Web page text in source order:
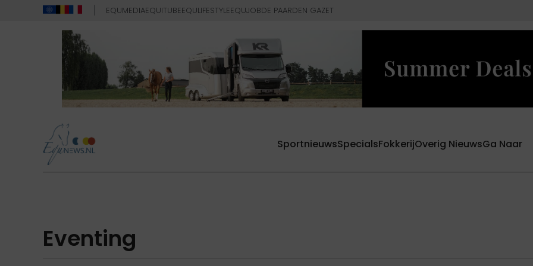
EQUMEDIAEQUITUBEEQULIFESTYLEEQUJOBDE PAARDEN GAZET
SportnieuwsSpecialsFokkerijOverig NieuwsGa Naar
Eventing